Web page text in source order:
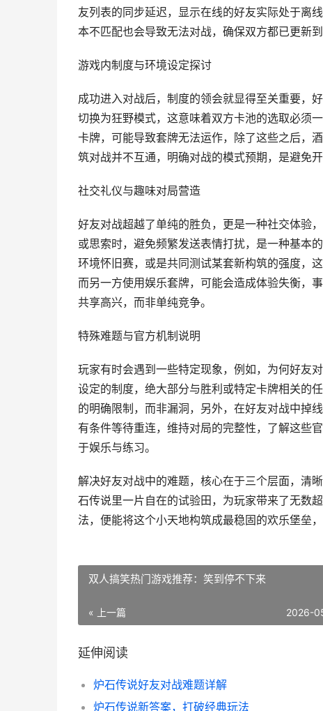
友列表的同步延迟，显示在线的好友实际处于离
本不匹配也会导致无法对战，确保双方都已更新
游戏内制度与环境设定探讨
成功进入对战后，制度的领会就显得至关重要，
切换为狂野模式，这意味着双方卡池的选取必须
卡牌，可能导致套牌无法运作，除了这些之后，
筑对战并不互通，明确对战的模式预期，是避免
社交礼仪与趣味对局营造
好友对战超越了单纯的胜负，更是一种社交体验
或思索时，避免频繁发送表情打扰，是一种基本
环境怀旧赛，或是共同测试某套新构筑的强度，
而另一方使用娱乐套牌，可能会造成体验失衡，
共享高兴，而非单纯竞争。
特殊难题与官方机制说明
玩家有时会遇到一些特定现象，例如，为何好友
设定的制度，绝大部分与胜利或特定卡牌相关的
的明确限制，而非漏洞，另外，在好友对战中掉
有条件等待重连，维持对局的完整性，了解这些
于娱乐与练习。
解决好友对战中的难题，核心在于三个层面，清
石传说里一片自在的试验田，为玩家带来了无数
法，便能将这个小天地构筑成最稳固的欢乐堡垒
双人搞笑热门游戏推荐：笑到停不下来
« 上一篇 2026-
延伸阅读
炉石传说好友对战难题详解
炉石传说新答案，打破经典玩法